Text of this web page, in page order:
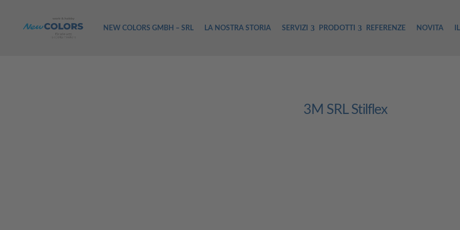
NEW COLORS GMBH – SRL LA NOSTRA STORIA SERVIZI PRODOTTI REFERENZE NOVITA
3M SRL Stilflex